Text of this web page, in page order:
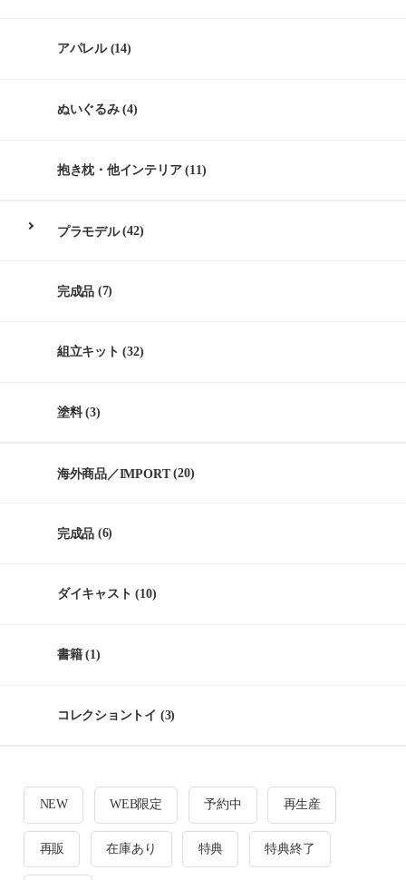
アパレル(14)
ぬいぐるみ(4)
抱き枕・他インテリア(11)
プラモデル(42)
完成品 (7)
組立キット (32)
塗料(3)
海外商品／IMPORT(20)
完成品 (6)
ダイキャスト (10)
書籍(1)
コレクショントイ (3)
NEW WEB限定 予約中 再生産
再販 在庫あり 特典 特典終了